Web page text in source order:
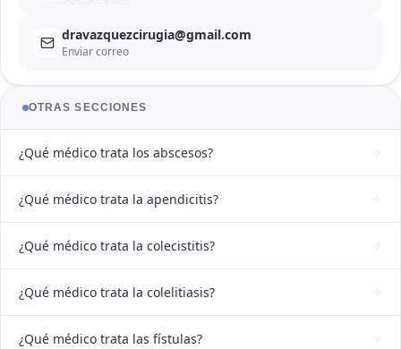
dravazquezcirugia@gmail.com
Enviar correo
OTRAS SECCIONES
¿Qué médico trata los abscesos?
¿Qué médico trata la apendicitis?
¿Qué médico trata la colecistitis?
¿Qué médico trata la colelitiasis?
¿Qué médico trata las fístulas?